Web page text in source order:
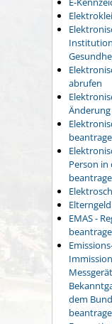
abrufen
Person
EMAS -
dem